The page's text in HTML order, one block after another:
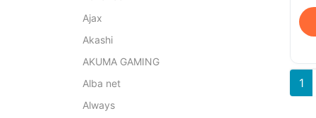
Ajax
Akashi
AKUMA GAMING
Alba net
Always
1